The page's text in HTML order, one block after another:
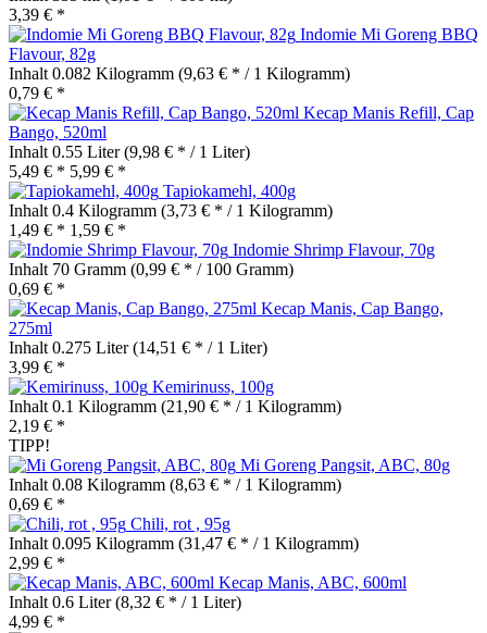
3,39 € *
Indomie Mi Goreng BBQ
Flavour, 82g
Inhalt 0.082 Kilogramm (9,63 € * / 1 Kilogramm)
0,79 € *
Kecap Manis Refill, Cap
Bango, 520ml
Inhalt 0.55 Liter(9,98 € * / 1 Liter)
5,49 € * 5,99 € *
Tapiokamehl, 400g
Inhalt 0.4 Kilogramm (3,73 € * / 1 Kilogramm)
1,49 € * 1,59 € *
Indomie Shrimp Flavour, 70g
Inhalt 70 Gramm (0,99 € * / 100 Gramm)
0,69 € *
Kecap Manis, Cap Bango,
275ml
Inhalt 0.275 Liter(14,51 € * / 1 Liter)
3,99 € *
Kemirinuss, 100g
Inhalt 0.1 Kilogramm (21,90 € * / 1 Kilogramm)
2,19 € *
TIPP!
Mi Goreng Pangsit, ABC, 80g
Inhalt 0.08 Kilogramm (8,63 € * / 1 Kilogramm)
0,69 € *
Chili, rot , 95g
Inhalt 0.095 Kilogramm (31,47 € * / 1 Kilogramm)
2,99 € *
Kecap Manis, ABC, 600ml
Inhalt 0.6 Liter(8,32 € * / 1 Liter)
4,99 € *